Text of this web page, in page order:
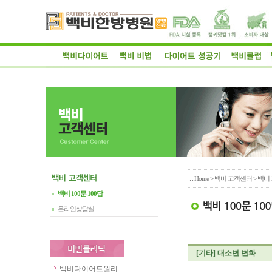
백비 100문 100답
온라인상담실
백비다이어트원리
: :Home>백비 고객센터 > 백비
[기타] 대소변 변화